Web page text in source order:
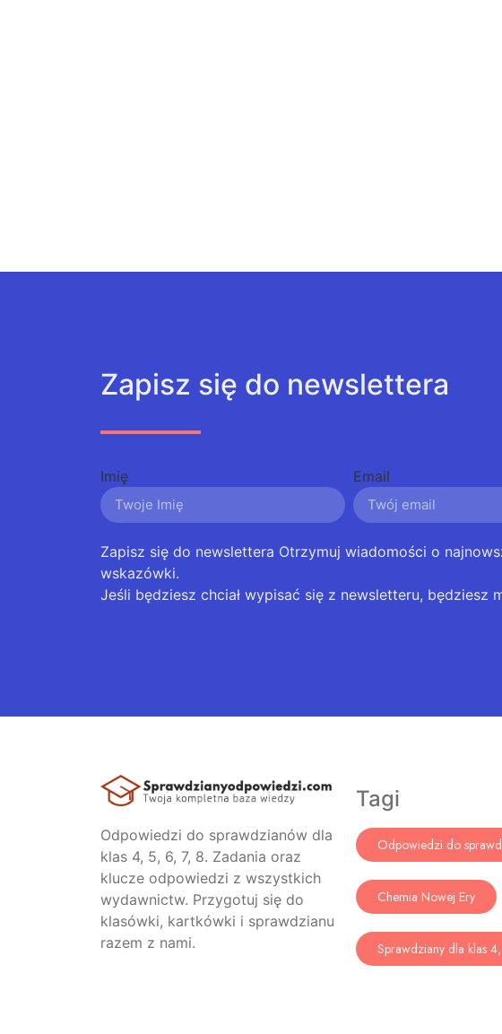
Zapisz się do newslettera
Imię Email
Zapisz się do newslettera Otrzymuj wiadomości o
wskazówki.
Jeśli będziesz chciał wypisać się z newsletteru, będziesz
Odpowiedzi do sprawdzianów dla
klas 4, 5, 6, 7, 8. Zadania oraz
klucze odpowiedzi z wszystkich
wydawnictw. Przygotuj się do
klasówki, kartkówki i sprawdzianu
razem z nami.
Tagi
Odpowiedzi do
Chemia Nowej Ery
Sprawdziany dla klas